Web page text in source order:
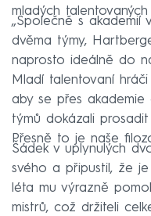
mladých
„Společně s akademií
dvěma týmy,
naprosto ideálně do
Mladí talentovaní
aby se přes akademie
týmů dokázali
Přesně to je naše
Šádek v uplynulých
svého a připustil, že
léta mu výrazně
mistrů, což držiteli